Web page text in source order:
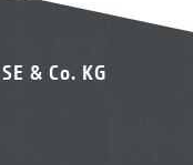
& Co. KG